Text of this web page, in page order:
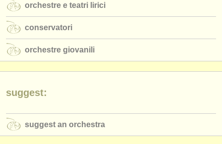
conservatori
orchestre giovanili
musicalchairs:
contattaci
notizie di musica classica
orchestre e teatri lirici
conservatori
orchestre giovanili
suggest:
suggest an orchestra